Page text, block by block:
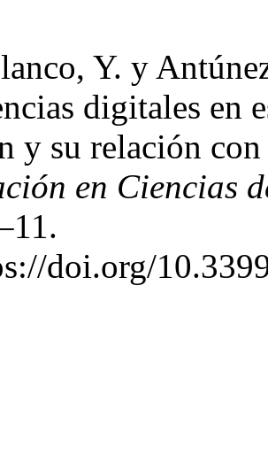
Y. y
digitales en
y su relación
en Ciencias
doi.org/